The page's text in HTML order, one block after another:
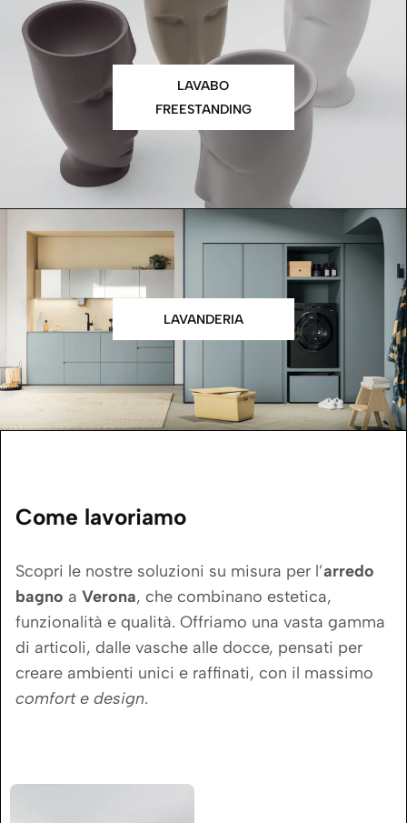
LAVABO
FREESTANDING
LAVANDERIA
Come lavoriamo
Scopri le nostre soluzioni su misura per l’arredo
bagno a Verona, che combinano estetica,
funzionalità e qualità. Offriamo una vasta gamma
di articoli, dalle vasche alle docce, pensati per
creare ambienti unici e raffinati, con il massimo
comfort e design.